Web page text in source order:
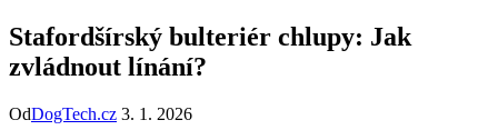
Stafordšírský bulteriér chlupy: Jak
zvládnout línání?
OdDogTech.cz 3. 1. 2026